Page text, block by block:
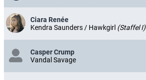
Ciara Renée
Kendra Saunders / Hawkgirl (Staffel I)
Casper Crump
Vandal Savage